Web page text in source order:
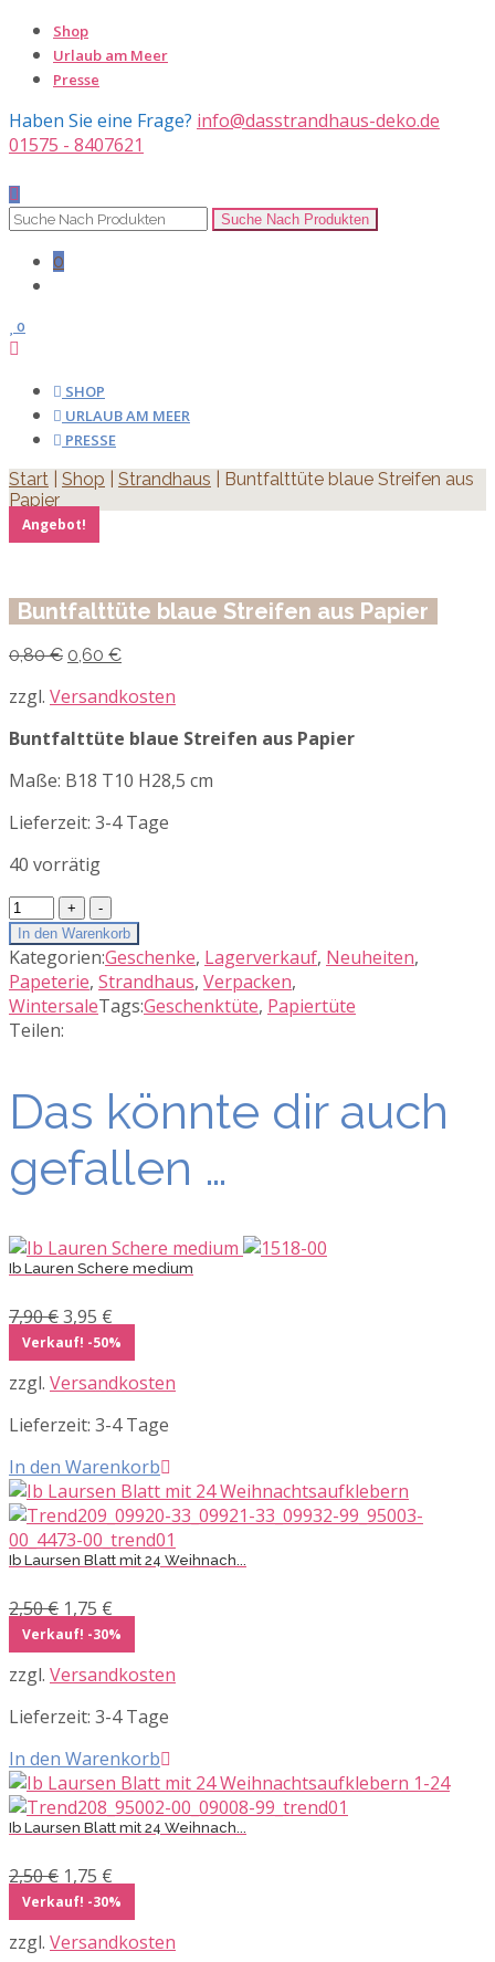
Shop
Urlaub am Meer
Presse
Haben Sie eine Frage? info@dasstrandhaus-deko.de
01575 - 8407621
0
0
SHOP
URLAUB AM MEER
PRESSE
Start Shop Strandhaus | Buntfalttüte blaue Streifen aus
Papier
Angebot!
Buntfalttüte blaue Streifen aus Papier
0,80€ Ursprünglicher
war:
0,60 €Aktueller
ist:
zzgl. Versandkosten
Buntfalttüte blaue Streifen aus Papier
Maße: B18 T10 H28,5 cm
Lieferzeit: 3-4 Tage
40 vorrätig
Buntfalttüte
blaue
Streifen
aus
Papier
Menge
In den Warenkorb
Kategorien:Geschenke, Lagerverkauf, Neuheiten,
Papeterie, Strandhaus, Verpacken,
WintersaleTags:Geschenktüte, Papiertüte
Teilen:
Das könnte dir auch
gefallen …
Ib Lauren Schere medium
7,90€Ursprünglicher
Preis
war:
7,90 €
3,95 €
Preis
ist:
3,95 €.
Verkauf! -50%
zzgl. Versandkosten
Lieferzeit: 3-4 Tage
In den Warenkorb
Ib Laursen Blatt mit 24 Weihnach...
2,50€ Ursprünglicher
Preis
war:
2,50 €
1,75 €
Preis
ist:
1,75 €.
Verkauf! -30%
zzgl. Versandkosten
Lieferzeit: 3-4 Tage
In den Warenkorb
Ib Laursen Blatt mit 24 Weihnach...
2,50€ Ursprünglicher
Preis
war:
2,50 €
1,75 €
Preis
ist:
1,75 €.
Verkauf! -30%
zzgl. Versandkosten